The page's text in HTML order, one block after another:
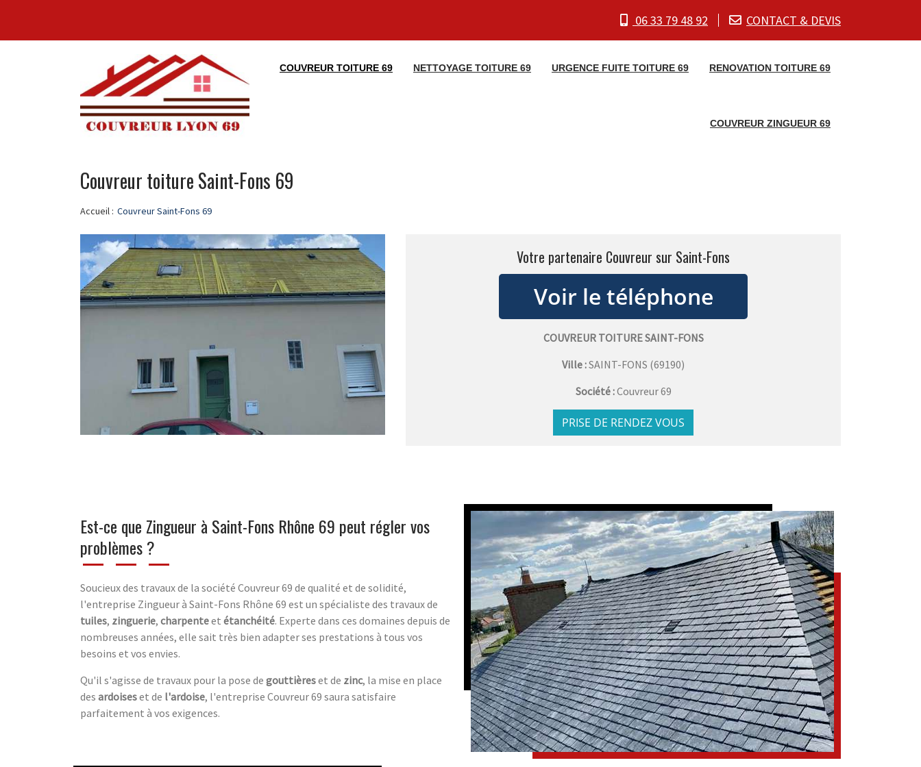
06 33 79 48 92 CONTACT & DEVIS
COUVREUR TOITURE 69 NETTOYAGE TOITURE 69 URGENCE FUITE TOITURE 69 RENOVATION TOITURE 69
COUVREUR ZINGUEUR 69
Couvreur toiture Saint-Fons 69
Accueil : Couvreur Saint-Fons 69
Votre partenaire Couvreur sur Saint-Fons
COUVREUR TOITURE SAINT-FONS
Ville :SAINT-FONS (69190)
Société :Couvreur 69
PRISE DE RENDEZ VOUS
Est-ce que Zingueur à Saint-Fons Rhône 69 peut régler vos
problèmes ?
Soucieux des travaux de la société Couvreur 69 de qualité et de solidité,
l'entreprise Zingueur à Saint-Fons Rhône 69 est un spécialiste des travaux de
tuiles, zinguerie, charpenteet étanchéité. Experte dans ces domaines depuis de
nombreuses années, elle sait très bien adapter ses prestations à tous vos
besoins et vos envies.
Qu'il s'agisse de travaux pour la pose de gouttièreset de zinc, la mise en place
des ardoiseset de l'ardoise, l'entreprise Couvreur 69 saura satisfaire
parfaitement à vos exigences.